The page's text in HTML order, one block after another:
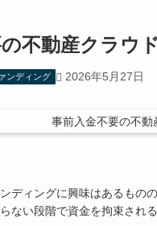
不動産クラウ
ンディング 2026年5月27日
ディングに興味はあるもの
ない段階で資金を拘束され